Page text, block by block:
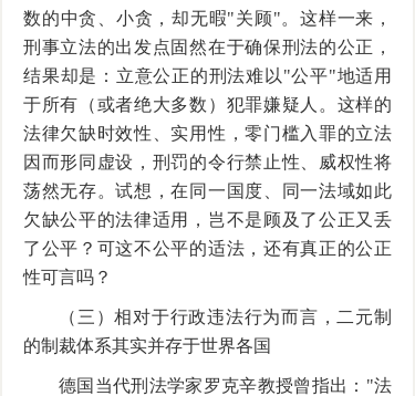
数的中贪、小贪，却无暇"关顾"。这样一来，
刑事立法的出发点固然在于确保刑法的公正，
结果却是：立意公正的刑法难以"公平"地适用
于所有（或者绝大多数）犯罪嫌疑人。这样的
法律欠缺时效性、实用性，零门槛入罪的立法
因而形同虚设，刑罚的令行禁止性、威权性将
荡然无存。试想，在同一国度、同一法域如此
欠缺公平的法律适用，岂不是顾及了公正又丢
了公平？可这不公平的适法，还有真正的公正
性可言吗？
（三）相对于行政违法行为而言，二元制
的制裁体系其实并存于世界各国
德国当代刑法学家罗克辛教授曾指出："法